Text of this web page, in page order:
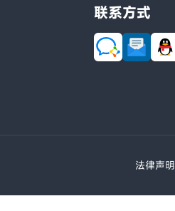
联系方式
法律声明